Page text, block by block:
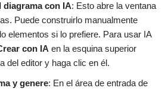
diagrama con IA: Esto abre la ventana
Puede construirlo manualmente
elementos si lo prefiere. Para usar IA
con IA en la esquina superior
del editor y haga clic en él.
y genere: En el área de entrada de